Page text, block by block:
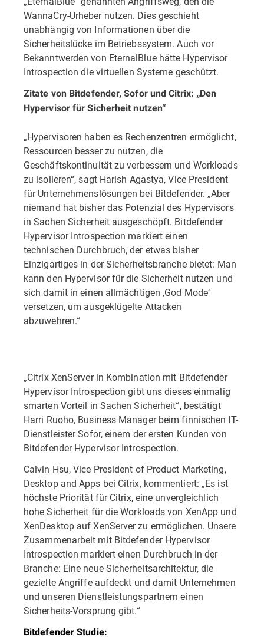
WannaCry-Urheber nutzen. Dies geschieht
unabhängig von Informationen über die
Sicherheitslücke im Betriebssystem. Auch vor
Bekanntwerden von EternalBlue hätte Hypervisor
Introspection die virtuellen Systeme geschützt.
Zitate von Bitdefender, Sofor und Citrix: „Den
Hypervisor für Sicherheit nutzen“
„Hypervisoren haben es Rechenzentren ermöglicht,
Ressourcen besser zu nutzen, die
Geschäftskontinuität zu verbessern und Workloads
zu isolieren“, sagt Harish Agastya, Vice President
für Unternehmenslösungen bei Bitdefender. „Aber
niemand hat bisher das Potenzial des Hypervisors
in Sachen Sicherheit ausgeschöpft. Bitdefender
Hypervisor Introspection markiert einen
technischen Durchbruch, der etwas bisher
Einzigartiges in der Sicherheitsbranche bietet: Man
kann den Hypervisor für die Sicherheit nutzen und
sich damit in einen allmächtigen ‚God Mode‘
versetzen, um ausgeklügelte Attacken
abzuwehren.“
„Citrix XenServer in Kombination mit Bitdefender
Hypervisor Introspection gibt uns dieses einmalig
smarten Vorteil in Sachen Sicherheit“, bestätigt
Harri Ruoho, Business Manager beim finnischen IT-
Dienstleister Sofor, einem der ersten Kunden von
Bitdefender Hypervisor Introspection.
Calvin Hsu, Vice President of Product Marketing,
Desktop and Apps bei Citrix, kommentiert: „Es ist
höchste Priorität für Citrix, eine unvergleichlich
hohe Sicherheit für die Workloads von XenApp und
XenDesktop auf XenServer zu ermöglichen. Unsere
Zusammenarbeit mit Bitdefender Hypervisor
Introspection markiert einen Durchbruch in der
Branche: Eine neue Sicherheitsarchitektur, die
gezielte Angriffe aufdeckt und damit Unternehmen
und unseren Dienstleistungspartnern einen
Sicherheits-Vorsprung gibt.“
Bitdefender Studie: